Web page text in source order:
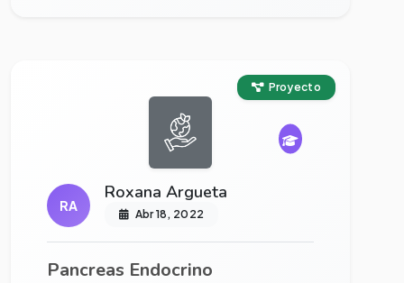
Proyecto
RA
Roxana Argueta
Abr 18, 2022
Pancreas Endocrino